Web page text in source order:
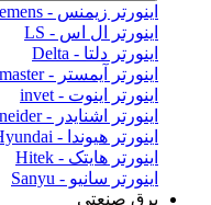
اینورتر زیمنس - Siemens
اینورتر ال اس - LS
اینورتر دلتا - Delta
اینورتر آیمستر - imaster
اینورتر اینوت - invet
اینورتر اشنایدر - Schneider
اینورتر هیوندا - Hyundai
اینورتر هایتک - Hitek
اینورتر سانیو - Sanyu
برق صنعتی